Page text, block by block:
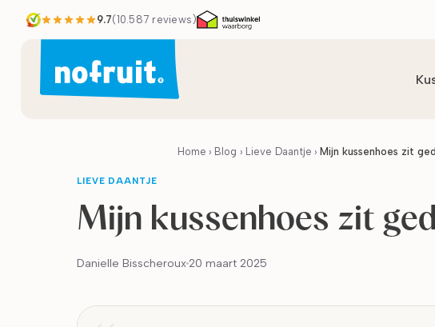
9.7(10.587 reviews)
Home › Blog › Lieve Daantje › Mijn kussenhoes zit
LIEVE DAANTJE
Mijn kussenhoes zit
Danielle Bisscheroux 20 maart 2025